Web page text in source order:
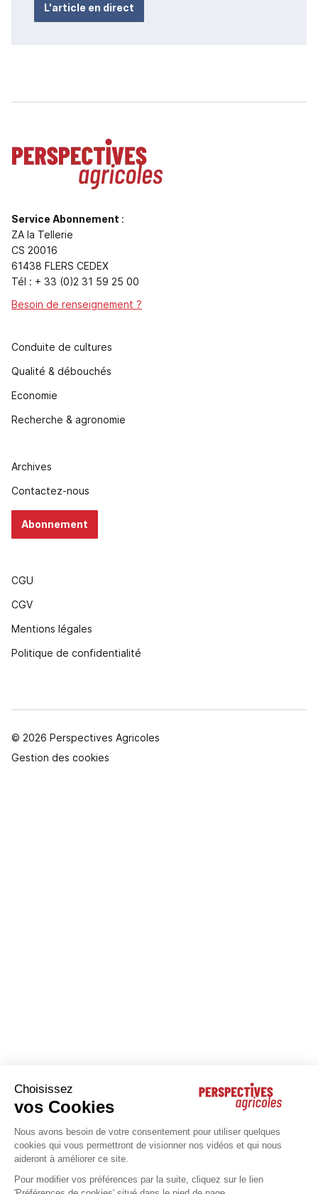
L'article en direct
Service Abonnement :
ZA la Tellerie
CS 20016
61438 FLERS CEDEX
Tél : + 33 (0)2 31 59 25 00
Besoin de renseignement ?
Conduite de cultures
Qualité & débouchés
Economie
Recherche & agronomie
Archives
Contactez-nous
Abonnement
CGU
CGV
Mentions légales
Politique de confidentialité
© 2026 Perspectives Agricoles
Gestion des cookies